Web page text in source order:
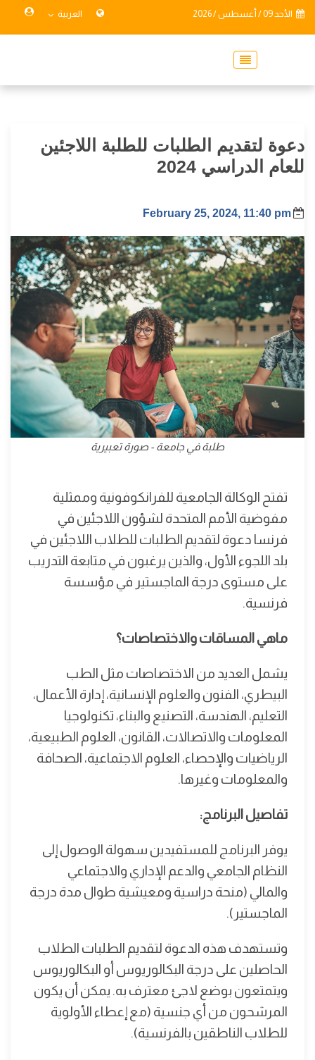
الأحد 09 / أغسطس / 2026 العربية
دعوة لتقديم الطلبات للطلبة اللاجئين
للعام الدراسي 2024
February 25, 2024, 11:40 pm
طلبة في جامعة - صورة تعبيرية
تفتح الوكالة الجامعية للفرانكوفونية وممثلية
مفوضية الأمم المتحدة لشؤون اللاجئين في
فرنسا دعوة لتقديم الطلبات للطلاب اللاجئين في
بلد اللجوء الأول، والذين يرغبون في متابعة التدريب
على مستوى درجة الماجستير في مؤسسة
فرنسية.
ماهي المساقات والاختصاصات؟
يشمل العديد من الاختصاصات مثل الطب
البيطري، الفنون والعلوم الإنسانية، إدارة الأعمال،
التعليم، الهندسة، التصنيع والبناء، تكنولوجيا
المعلومات والاتصالات، القانون، العلوم الطبيعية،
الرياضيات والإحصاء، العلوم الاجتماعية، الصحافة
والمعلومات وغيرها.
تفاصيل البرنامج:
يوفر البرنامج للمستفيدين سهولة الوصول إلى
النظام الجامعي والدعم الإداري والاجتماعي
والمالي (منحة دراسية ومعيشية طوال مدة درجة
الماجستير).
وتستهدف هذه الدعوة لتقديم الطلبات الطلاب
الحاصلين على درجة البكالوريوس أو البكالوريوس
ويتمتعون بوضع لاجئ معترف به. يمكن أن يكون
المرشحون من أي جنسية (مع إعطاء الأولوية
للطلاب الناطقين بالفرنسية).